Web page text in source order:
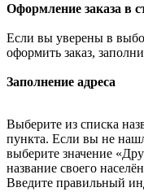
Оформление заказа в
Если вы уверены в
оформить заказ,
Заполнение адреса
Выберите из списка
пункта. Если вы не
выберите значение
название своего
Введите правильный